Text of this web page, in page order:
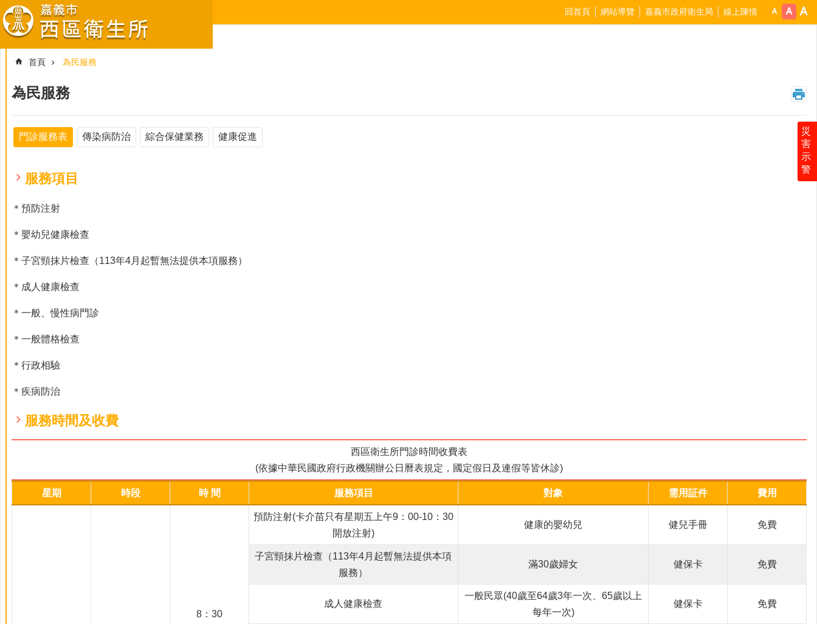
跳到主要內容區塊
災
害
示
警
回首頁 網站導覽 嘉義市政府衛生局 線上陳情
首頁 為民服務
為民服務
門診服務表 傳染病防治 綜合保健業務 健康促進
服務項目
＊預防注射
＊嬰幼兒健康檢查
＊子宮頸抹片檢查（113年4月起暫無法提供本項服務）
＊成人健康檢查
＊一般、慢性病門診
＊一般體格檢查
＊行政相驗
＊疾病防治
服務時間及收費
西區衛生所門診時間收費表
(依據中華民國政府行政機關辦公日曆表規定，國定假日及連假等皆休診)
星期 時段 時 間 服務項目 對象 需用証件 費用
8：30
預防注射(卡介苗只有星期五上午9：00-10：30
開放注射)
健康的嬰幼兒 健兒手冊 免費
子宮頸抹片檢查（113年4月起暫無法提供本項
服務）
滿30歲婦女 健保卡 免費
成人健康檢查
一般民眾(40歲至64歲3年一次、65歲以上
每年一次)
健保卡 免費